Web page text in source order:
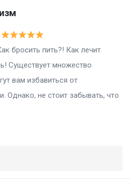
Как лечит
Существует множество
вам избавиться от
Однако, не стоит забывать, что